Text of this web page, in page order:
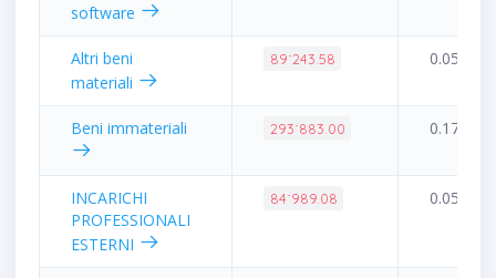
software
Altri beni
materiali
89˙243.58 0.05%
Beni immateriali 293˙883.00 0.17%
INCARICHI
PROFESSIONALI
ESTERNI
84˙989.08 0.05%